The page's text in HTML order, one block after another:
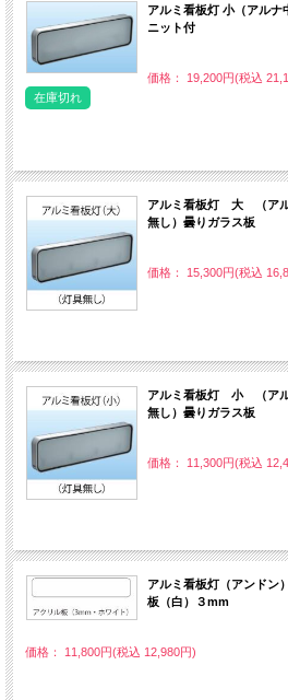
アルミ看板灯 小（アルナ
ニット付
価格： 19,200円(税込
在庫切れ
アルミ看板灯 大 （アル
無し）曇りガラス板
価格： 15,300円(税込
アルミ看板灯 小 （アル
無し）曇りガラス板
価格： 11,300円(税込
アルミ看板灯（アンド
板（白）３mm
価格： 11,800円(税込 12,980円)